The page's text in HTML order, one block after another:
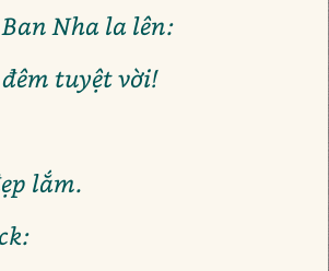
Nha la lên:
tuyệt vời!
lắm.